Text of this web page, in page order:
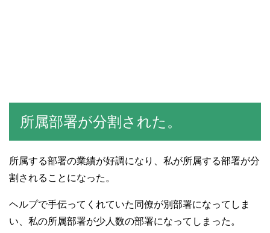
所属部署が分割された。
所属する部署の業績が好調になり、私が所属する部署が分
割されることになった。
ヘルプで手伝ってくれていた同僚が別部署になってしま
い、私の所属部署が少人数の部署になってしまった。